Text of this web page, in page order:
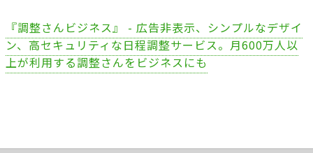
『調整さんビジネス』 - 広告非表示、シンプルなデザイ
ン、高セキュリティな日程調整サービス。月600万人以
上が利用する調整さんをビジネスにも